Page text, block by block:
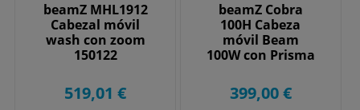
beamZ MHL1912
Cabezal móvil
wash con zoom
150122
519,01 €
beamZ Cobra
100H Cabeza
móvil Beam
100W con Prisma
399,00 €